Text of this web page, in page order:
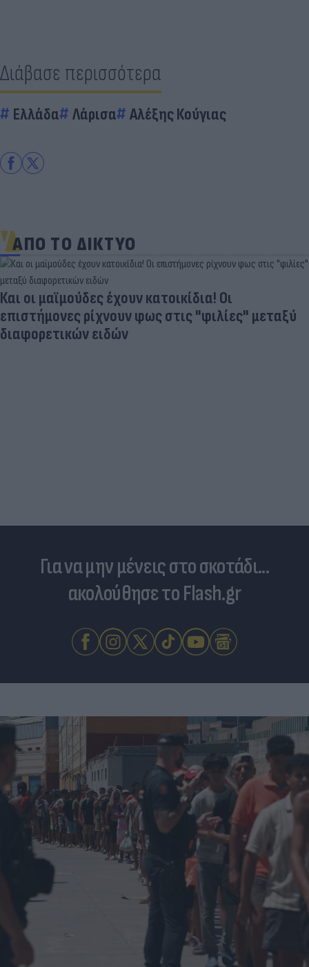
Διάβασε περισσότερα
Ελλάδα Λάρισα Αλέξης Κούγιας
ΑΠΟ ΤΟ ΔΙΚΤΥΟ
Και οι μαϊμούδες έχουν κατοικίδια! Οι
επιστήμονες ρίχνουν φως στις "φιλίες" μεταξύ
διαφορετικών ειδών
Για να μην μένεις στο σκοτάδι...
ακολούθησε το Flash.gr